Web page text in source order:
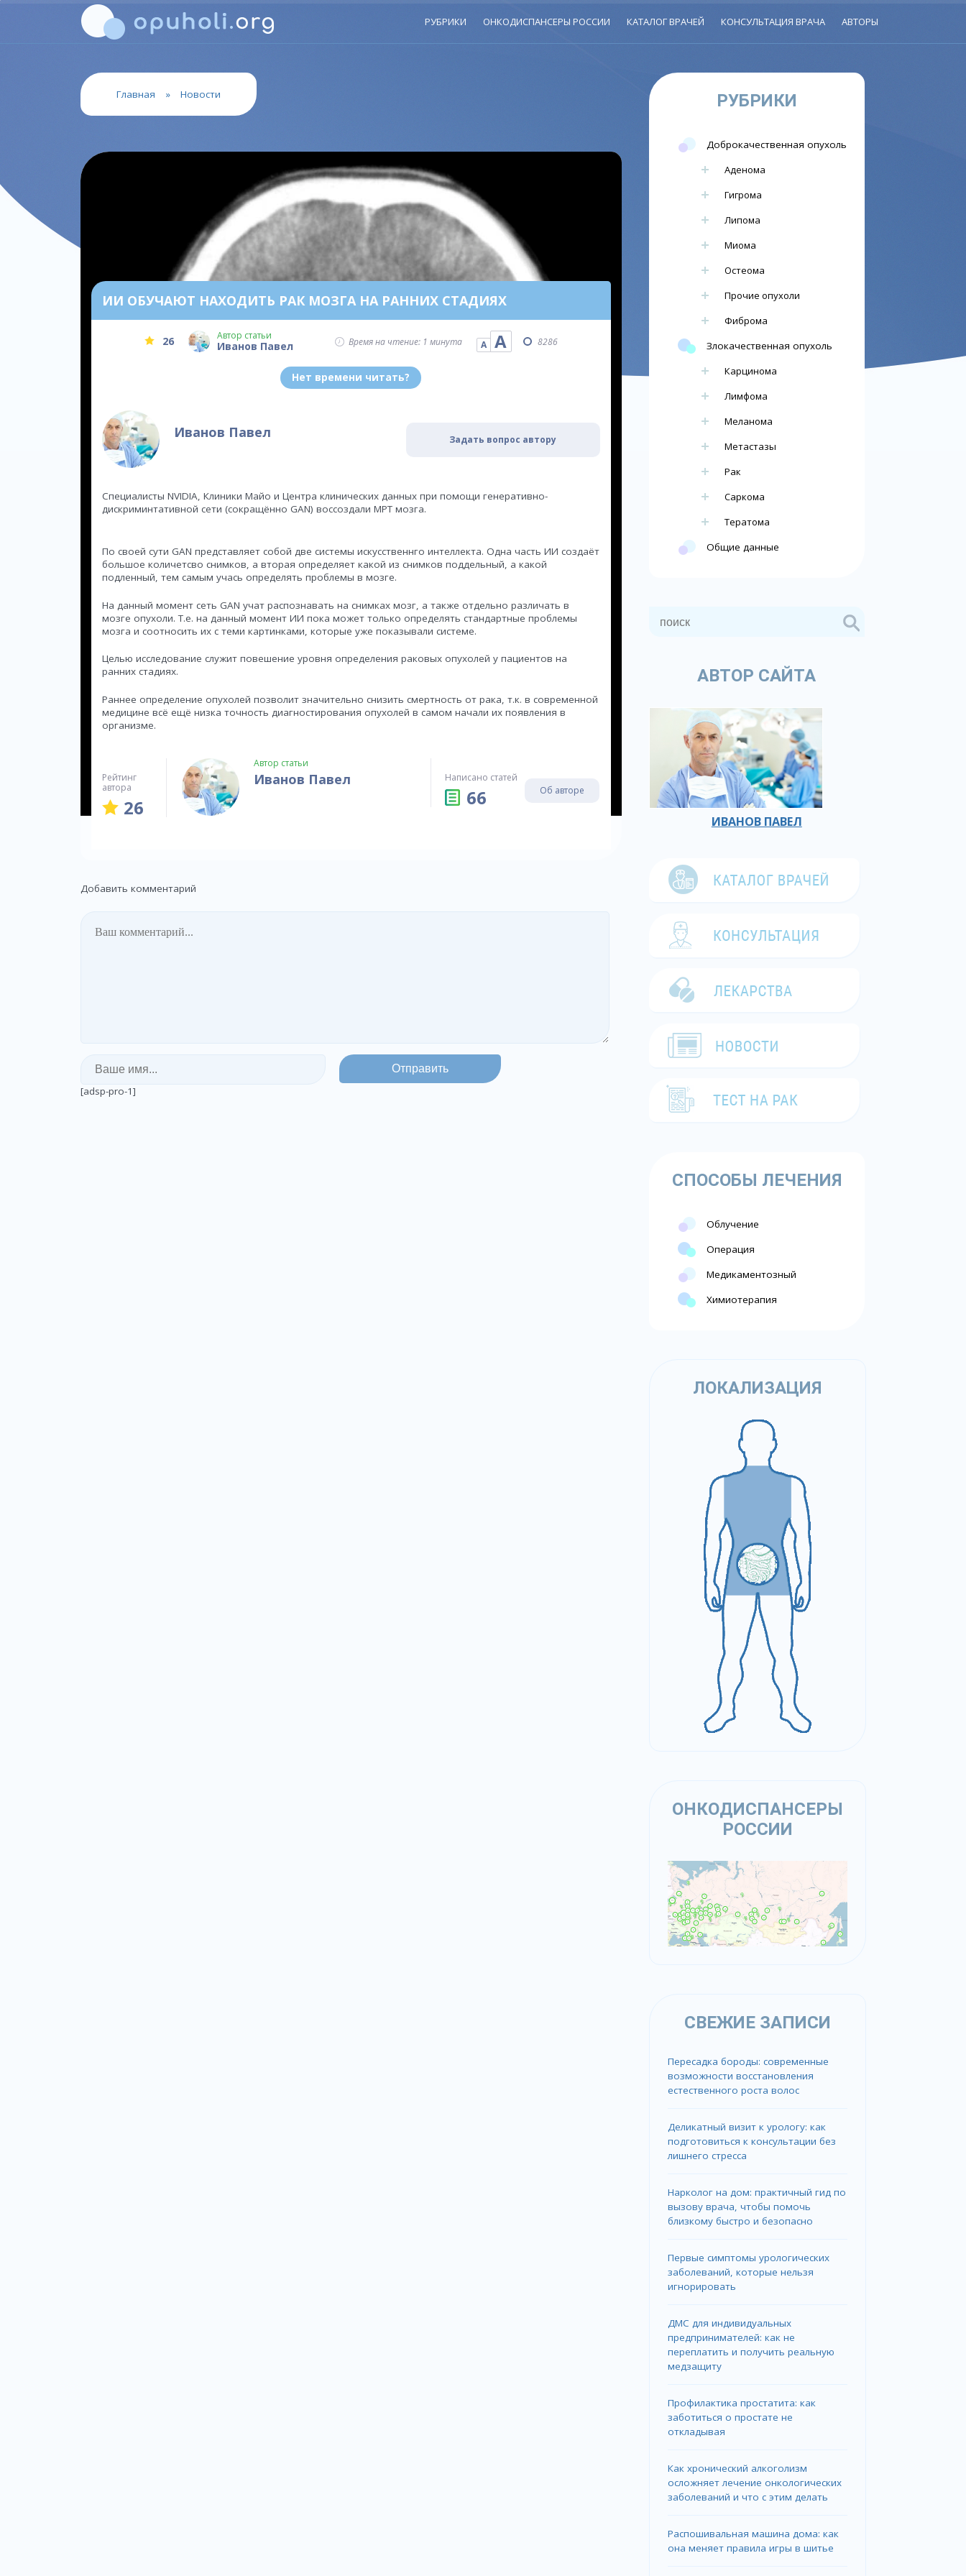
РУБРИКИ ОНКОДИСПАНСЕРЫ РОССИИ КАТАЛОГ ВРАЧЕЙ КОНСУЛЬТАЦИЯ ВРАЧА АВТОРЫ
Главная » Новости
ИИ ОБУЧАЮТ НАХОДИТЬ РАК МОЗГА НА РАННИХ СТАДИЯХ
26 Автор статьи
Иванов Павел Время на чтение: 1 минута А А 8286
Нет времени читать?
Иванов Павел Задать вопрос автору
Специалисты NVIDIA, Клиники Майо и Центра клинических данных при помощи генеративно-
дискриминтативной сети (сокращённо GAN) воссоздали МРТ мозга.
По своей сути GAN представляет собой две системы искусственнго интеллекта. Одна часть ИИ создаёт
большое количетсво снимков, а вторая определяет какой из снимков поддельный, а какой
подленный, тем самым учась определять проблемы в мозге.
На данный момент сеть GAN учат распознавать на снимках мозг, а также отдельно различать в
мозге опухоли. Т.е. на данный момент ИИ пока может только определять стандартные проблемы
мозга и соотносить их с теми картинками, которые уже показывали системе.
Целью исследование служит повешение уровня определения раковых опухолей у пациентов на
ранних стадиях.
Раннее определение опухолей позволит значительно снизить смертность от рака, т.к. в современной
медицине всё ещё низка точность диагностирования опухолей в самом начали их появления в
организме.
Рейтинг
автора
26
Автор статьи
Иванов Павел Написано статей
66 Об авторе
Добавить комментарий
[adsp-pro-1]
РУБРИКИ
Доброкачественная опухоль
Аденома
Гигрома
Липома
Миома
Остеома
Прочие опухоли
Фиброма
Злокачественная опухоль
Карцинома
Лимфома
Меланома
Метастазы
Рак
Саркома
Тератома
Общие данные
АВТОР САЙТА
ИВАНОВ ПАВЕЛ
СПОСОБЫ ЛЕЧЕНИЯ
Облучение
Операция
Медикаментозный
Химиотерапия
ЛОКАЛИЗАЦИЯ
ОНКОДИСПАНСЕРЫ
РОССИИ
СВЕЖИЕ ЗАПИСИ
Пересадка бороды: современные
возможности восстановления
естественного роста волос
Деликатный визит к урологу: как
подготовиться к консультации без
лишнего стресса
Нарколог на дом: практичный гид по
вызову врача, чтобы помочь
близкому быстро и безопасно
Первые симптомы урологических
заболеваний, которые нельзя
игнорировать
ДМС для индивидуальных
предпринимателей: как не
переплатить и получить реальную
медзащиту
Профилактика простатита: как
заботиться о простате не
откладывая
Как хронический алкоголизм
осложняет лечение онкологических
заболеваний и что с этим делать
Распошивальная машина дома: как
она меняет правила игры в шитье